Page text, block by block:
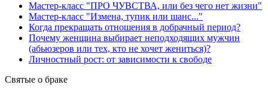
Мастер-класс "ПРО ЧУВСТВА, или без чего нет жизни"
Мастер-класс "Измена, тупик или шанс..."
Когда прекращать отношения в добрачный период?
Почему женщина выбирает неподходящих мужчин
(абьюзеров или тех, кто не хочет жениться)?
Личностный рост: от зависимости к свободе
Святые о браке